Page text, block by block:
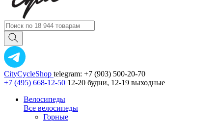
CityCycleShop telegram: +7 (903) 500-20-70
+7 (495) 668-12-50 12-20 будни, 12-19 выходные
Велосипеды
Все велосипеды
Горные